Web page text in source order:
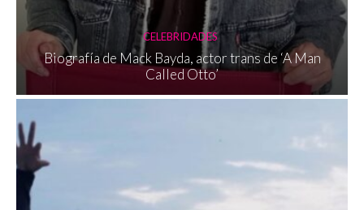
CELEBRIDADES
Biografía de Mack Bayda, actor trans de ‘A Man
Called Otto’